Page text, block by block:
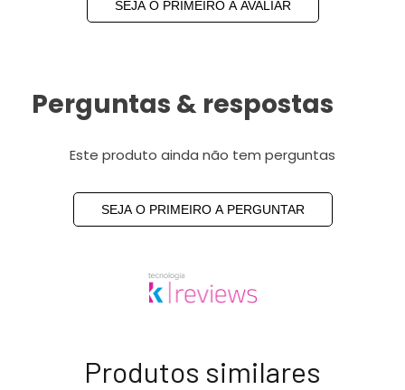
SEJA O PRIMEIRO A AVALIAR
Perguntas & respostas
Este produto ainda não tem perguntas
SEJA O PRIMEIRO A PERGUNTAR
Produtos similares